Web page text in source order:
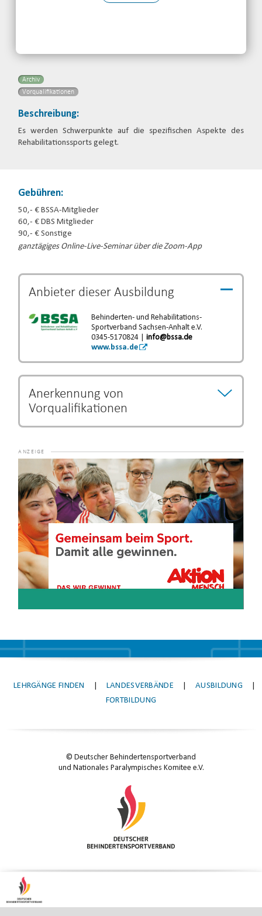
Archiv
Vorqualifikationen
Beschreibung:
Es werden Schwerpunkte auf die spezifischen Aspekte des
Rehabilitationssports gelegt.
Gebühren:
50,- € BSSA-Mitglieder
60,- € DBS Mitglieder
90,- € Sonstige
ganztägiges Online-Live-Seminar über die Zoom-App
Anbieter dieserAusbildung
Behinderten- und Rehabilitations-
Sportverband Sachsen-Anhalt e.V.
0345-5170824 | info@bssa.de
www.bssa.de
Anerkennung von
Vorqualifikationen
der Ausbildungszeit begründen.Die Entscheidung über
eine Verkürzung der Ausbildung unterliegt dem jeweiligen
Lehrgangsanbieter.
Player
LEHRGÄNGE FINDEN LANDESVERBÄNDE AUSBILDUNG
FORTBILDUNG
© Deutscher Behindertensportverband
und Nationales Paralympisches Komitee e.V.
DATENSCHUTZ-EINSTELLUNGEN